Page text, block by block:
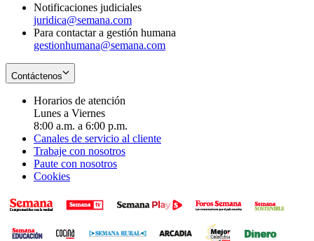
Notificaciones judiciales
juridica@semana.com
Para contactar a gestión humana
gestionhumana@semana.com
Contáctenos
Horarios de atención
Lunes a Viernes
8:00 a.m. a 6:00 p.m.
Canales de servicio al cliente
Trabaje con nosotros
Paute con nosotros
Cookies